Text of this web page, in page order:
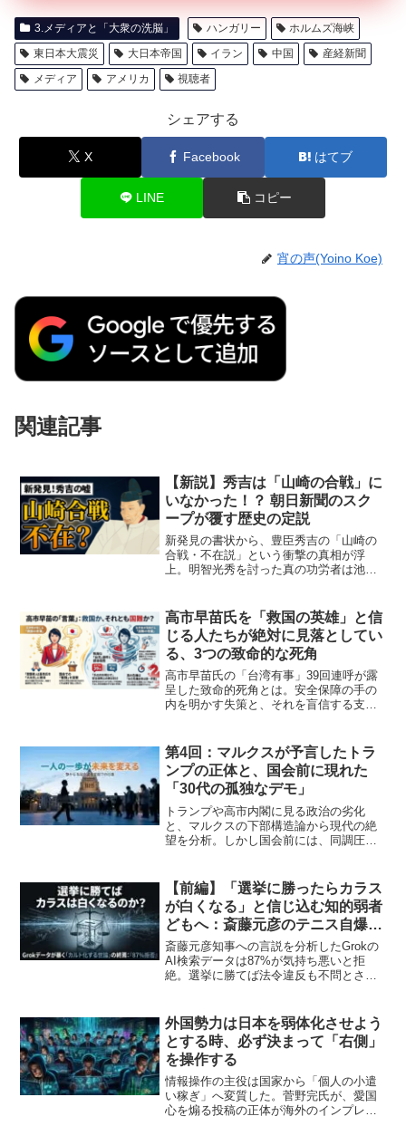
3.メディアと「大衆の洗脳」 ハンガリー
ホルムズ海峡
東日本大震災
大日本帝国 イラン 中国
産経新聞
メディア
アメリカ 視聴者
シェアする
X Facebook はてブ
LINE コピー
宵の声(Yoino Koe)
関連記事
【新説】秀吉は「山崎の合戦」に
いなかった！？ 朝日新聞のスク
ープが覆す歴史の定説
新発見の書状から、豊臣秀吉の「山崎の
合戦・不在説」という衝撃の真相が浮
上。明智光秀を討った真の功労者は池田
吉の圧倒的な政治力と歴史のリアリズム
を徹底解説します。
高市早苗氏を「救国の英雄」と信
じる人たちが絶対に見落としてい
る、3つの致命的な死角
高市早苗氏の「台湾有事」39回連呼が露
呈した致命的死角とは。安全保障の手の
内を明かす失策と、それを盲信する支持
する、衝撃の分析を解説します。
第4回：マルクスが予言したトラ
ンプの正体と、国会前に現れた
「30代の孤独なデモ」
トランプや高市内閣に見る政治の劣化
と、マルクスの下部構造論から現代の絶
望を分析。しかし国会前には、同調圧力
希望が生まれている。
【前編】「選挙に勝ったらカラス
が白くなる」と信じ込む知的弱者
どもへ：斎藤元彦のテニス自爆が
暴いた『カルト的民意論』の終焉
斎藤元彦知事への言説を分析したGrokの
AI検索データは87%が気持ち悪いと拒
絶。選挙に勝てば法令違反も不問とされ
く。
外国勢力は日本を弱体化させよう
とする時、必ず決まって「右側」
を操作する
情報操作の主役は国家から「個人の小遣
い稼ぎ」へ変質した。菅野完氏が、愛国
心を煽る投稿の正体が海外のインプレ収